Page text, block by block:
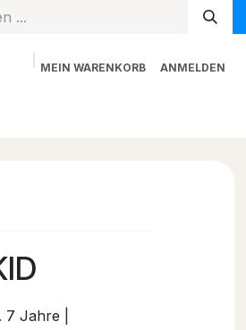
MEIN WARENKORB ANMELDEN
Jahre |